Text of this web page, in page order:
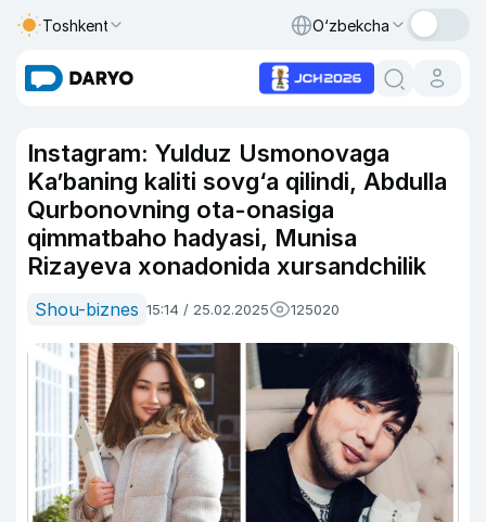
Toshkent O‘zbekcha
Instagram: Yulduz Usmonovaga
Ka’baning kaliti sovg‘a qilindi, Abdulla
Qurbonovning ota-onasiga
qimmatbaho hadyasi, Munisa
Rizayeva xonadonida xursandchilik
Shou-biznes 15:14 / 25.02.2025 125020